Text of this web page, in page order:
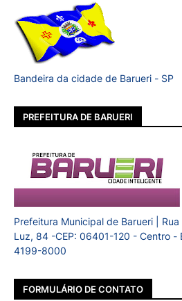
Bandeira da cidade de Barueri - SP
PREFEITURA DE BARUERI
Prefeitura Municipal de Barueri |
Luz, 84 -CEP: 06401-120 - Centro -
4199-8000
FORMULÁRIO DE CONTATO